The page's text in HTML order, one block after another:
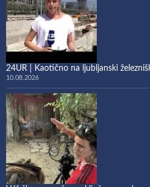
24UR | Kaotično na ljubljanski
10.08.2026